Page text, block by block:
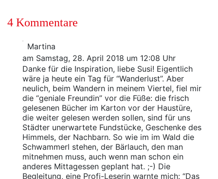
4 Kommentare
Martina
am Samstag, 28. April 2018 um 12:08 Uhr
Danke für die Inspiration, liebe Susi! Eigentlich
wäre ja heute ein Tag für “Wanderlust”. Aber
neulich, beim Wandern in meinem Viertel, fiel mir
die “geniale Freundin” vor die Füße: die frisch
gelesenen Bücher im Karton vor der Haustüre,
die weiter gelesen werden sollen, sind für uns
Städter unerwartete Fundstücke, Geschenke des
Himmels, der Nachbarn. So wie im im Wald die
Schwammerl stehen, der Bärlauch, den man
mitnehmen muss, auch wenn man schon ein
anderes Mittagessen geplant hat. ;-) Die
Begleitung, eine Profi-Leserin warnte mich: “Das